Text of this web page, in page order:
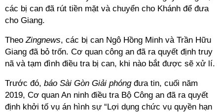
các bị can đã rút tiền mặt và chuyển cho Khánh để đưa
cho Giang.
TheoZingnews, các bị can Ngô Hồng Minh và Trần Hữu
Giang đã bỏ trốn. Cơ quan công an đã ra quyết định truy
nã và tạm đình điều tra bị can, khi nào bắt được sẽ xử lí.
Trước đó, báo Sài Gòn Giải phóng đưa tin, cuối năm
2019, Cơ quan An ninh điều tra Bộ Công an đã ra quyết
định khởi tố vụ án hình sự “Lợi dụng chức vụ quyền hạn